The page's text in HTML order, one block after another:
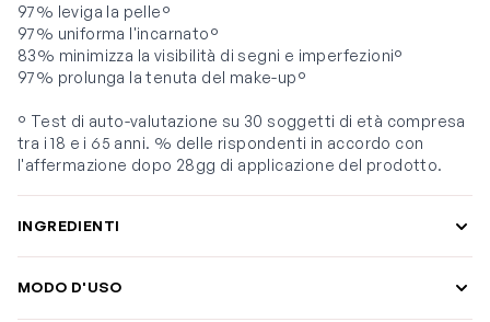
97% leviga la pelle°
97% uniforma l'incarnato°
83% minimizza la visibilità di segni e imperfezioni°
97% prolunga la tenuta del make-up°
° Test di auto-valutazione su 30 soggetti di età compresa
tra i 18 e i 65 anni. % delle rispondenti in accordo con
l'affermazione dopo 28gg di applicazione del prodotto.
INGREDIENTI
MODO D'USO